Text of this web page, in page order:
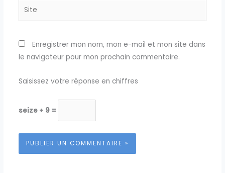
Site
Enregistrer mon nom, mon e-mail et mon site dans
le navigateur pour mon prochain commentaire.
Saisissez votre réponse en chiffres
seize + 9 =